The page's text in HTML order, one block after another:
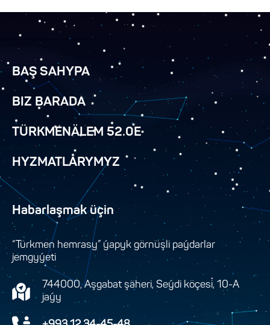
BAŞ SAHYPA
BIZ BARADA
TÜRKMENÄLEM 52.0E
HYZMATLARYMYZ
Habarlaşmak üçin
“Türkmen hemrasy” ýapyk görnüşli paýdarlar
jemgyýeti
744000, Aşgabat şäheri, Seýdi köçesi, 10-A
jaýy